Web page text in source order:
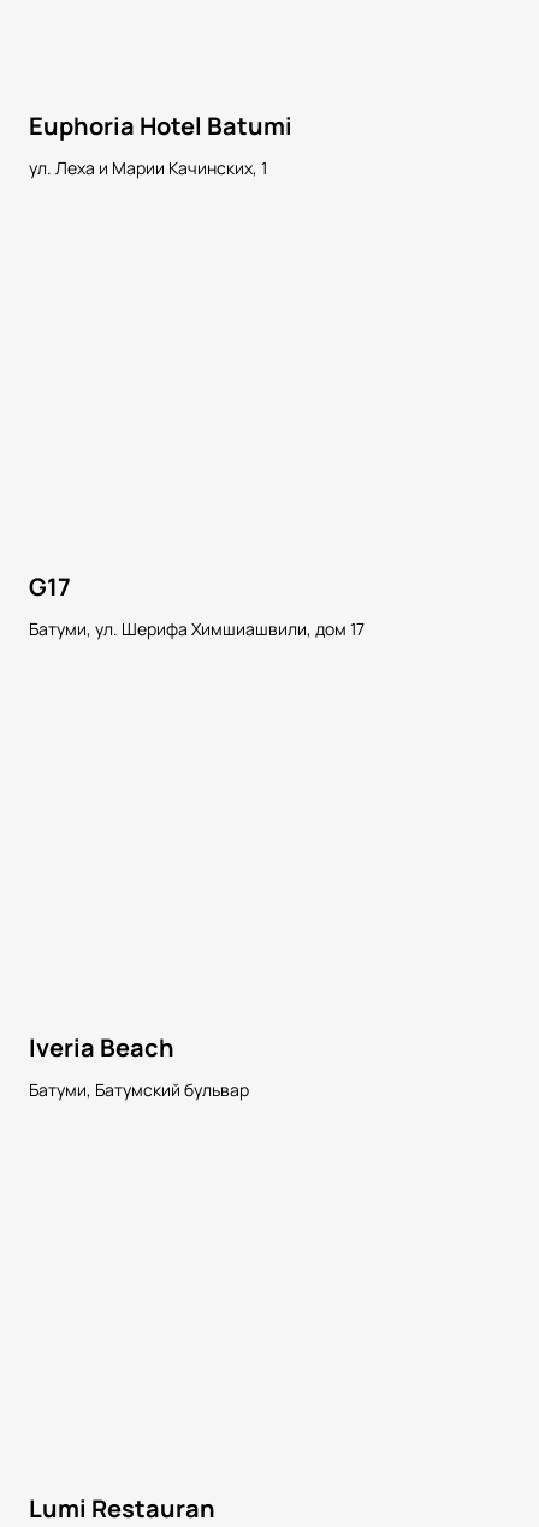
Euphoria Hotel Batumi
ул. Леха и Марии Качинских, 1
G17
Батуми, ул. Шерифа Химшиашвили, дом 17
Iveria Beach
Батуми, Батумский бульвар
Lumi Restauran